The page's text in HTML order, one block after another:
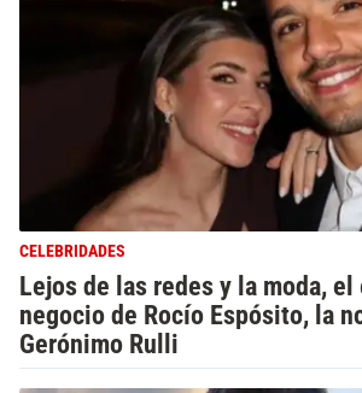
CELEBRIDADES
Lejos de las redes y la moda,
negocio de Rocío Espósito, la
Gerónimo Rulli